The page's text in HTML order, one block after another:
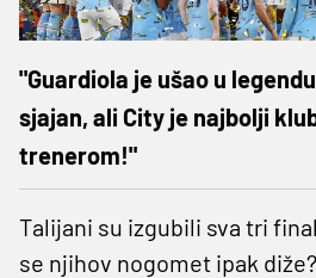
"Guardiola je ušao u
sjajan, ali City je najbolji
trenerom!"
Talijani su izgubili sva tri
se njihov nogomet ipak diže?